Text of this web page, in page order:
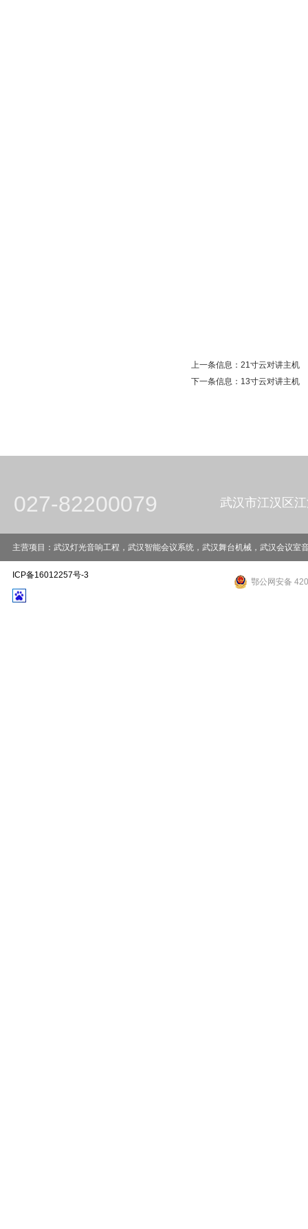
上一条信息： 21寸云对讲主机
下一条信息： 13寸云对讲主机
027-82200079 武汉市江汉区
主营项目：武汉灯光音响工程，武汉智能会议系统，武汉舞台机械，武汉会议
ICP备16012257号-3
鄂公网安备